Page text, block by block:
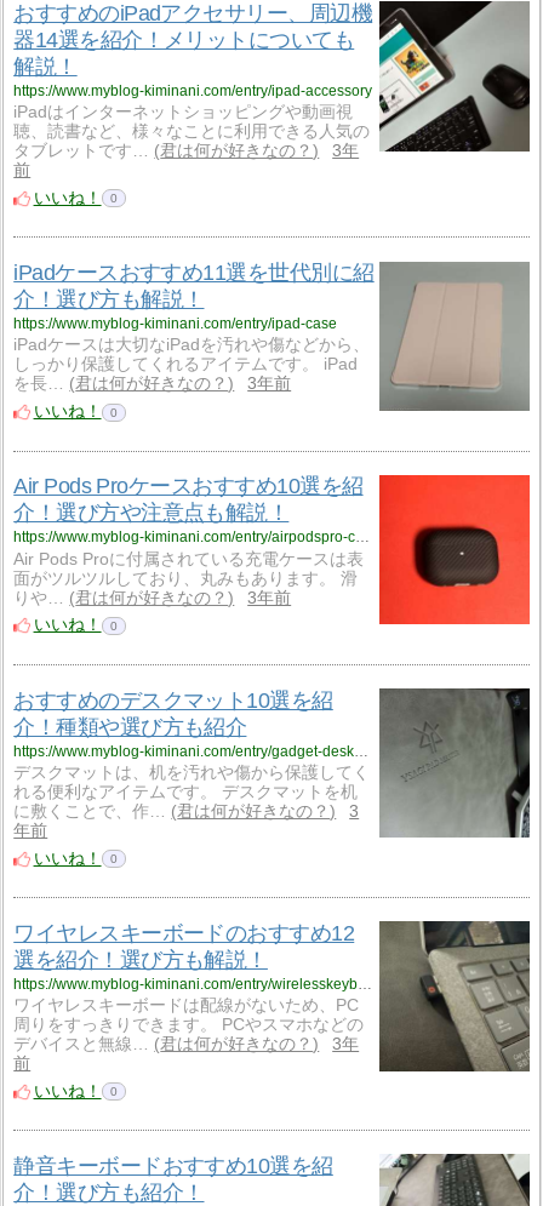
おすすめのiPadアクセサリー、周辺機
器14選を紹介！メリットについても
解説！
https://www.myblog-kiminani.com/entry/ipad-accessory
iPadはインターネットショッピングや動画視
聴、読書など、様々なことに利用できる人気の
タブレットです…
君は何が好きなの？
3年
前
いいね！
0
iPadケースおすすめ11選を世代別に紹
介！選び方も解説！
https://www.myblog-kiminani.com/entry/ipad-case
iPadケースは大切なiPadを汚れや傷などから、
しっかり保護してくれるアイテムです。 iPad
を長…
君は何が好きなの？
3年前
いいね！
0
Air Pods Proケースおすすめ10選を紹
介！選び方や注意点も解説！
https://www.myblog-kiminani.com/entry/airpodspro-case
Air Pods Proに付属されている充電ケースは表
面がツルツルしており、丸みもあります。 滑
りや…
君は何が好きなの？
3年前
いいね！
0
おすすめのデスクマット10選を紹
介！種類や選び方も紹介
デスクマットは、机を汚れや傷から保護してく
れる便利なアイテムです。 デスクマットを机
に敷くことで、作…
君は何が好きなの？
3
年前
いいね！
0
ワイヤレスキーボードのおすすめ12
選を紹介！選び方も解説！
ワイヤレスキーボードは配線がないため、PC
周りをすっきりできます。 PCやスマホなどの
デバイスと無線…
君は何が好きなの？
3年
前
いいね！
0
静音キーボードおすすめ10選を紹
介！選び方も紹介！